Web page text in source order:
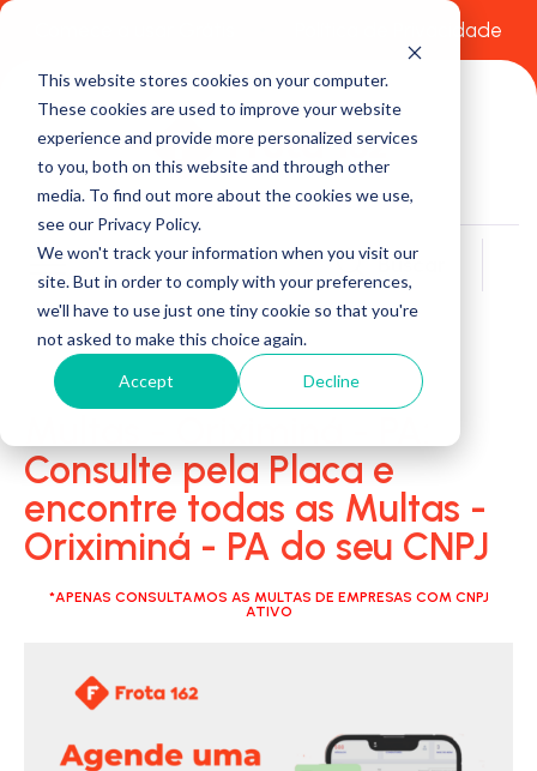
This website stores cookies on your computer.
These cookies are used to improve your website
experience and provide more personalized services
to you, both on this website and through other
media. To find out more about the cookies we use,
see our Privacy Policy.
We won't track your information when you visit our
site. But in order to comply with your preferences,
we'll have to use just one tiny cookie so that you're
not asked to make this choice again.
Accept Decline
Política de Privacidade
Buscar
Consulte pela Placa e
encontre todas as Multas -
Oriximiná - PA do seu CNPJ
*APENAS CONSULTAMOS AS MULTAS DE EMPRESAS COM CNPJ
ATIVO